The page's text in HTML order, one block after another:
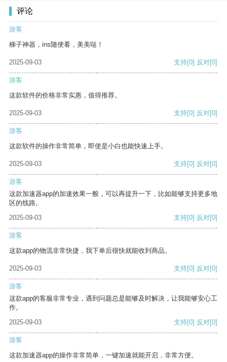
评论
游客
梯子神器，ins随便看，美美哒！
2025-09-03 支持[0] 反对[0]
游客
这款软件的价格非常实惠，值得推荐。
2025-09-03 支持[0] 反对[0]
游客
这款软件的操作非常简单，即使是小白也能快速上手。
2025-09-03 支持[0] 反对[0]
游客
这款加速器app的加速效果一般，可以再提升一下，比如能够支持更多地
区的线路。
2025-09-03
支持[0] 反对[0]
游客
这款app的物流非常快捷，我下单后很快就能收到商品。
2025-09-03 支持[0] 反对[0]
游客
这款app的客服非常专业，遇到问题总是能够及时解决，让我能够安心工
作。
2025-09-03
支持[0] 反对[0]
游客
这款加速器app的操作非常简单，一键加速就能开启，非常方便。